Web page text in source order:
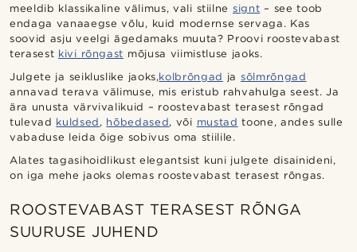
meeldib klassikaline välimus, vali stiilne signt – see toob
endaga vanaaegse võlu, kuid modernse servaga. Kas
soovid asju veelgi ägedamaks muuta? Proovi roostevabast
terasest kivi rõngast mõjusa viimistluse jaoks.
Julgete ja seikluslike jaoks,kolbrõngad ja sõlmrõngad
annavad terava välimuse, mis eristub rahvahulga seest. Ja
ära unusta värvivalikuid – roostevabast terasest rõngad
tulevad kuldsed , hõbedased, või mustad toone, andes sulle
vabaduse leida õige sobivus oma stiilile.
Alates tagasihoidlikust elegantsist kuni julgete disainideni,
on iga mehe jaoks olemas roostevabast terasest rõngas.
ROOSTEVABAST TERASEST RÕNGA
SUURUSE JUHEND